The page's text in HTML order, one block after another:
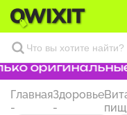
оригинальные
Главная
-
Здоровье
-